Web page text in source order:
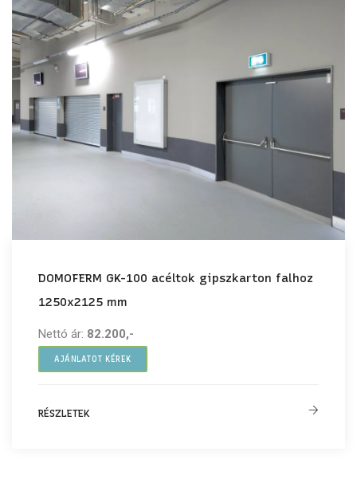
DOMOFERM GK-100 acéltok gipszkarton falhoz
1250x2125 mm
Nettó ár: 82.200,-
AJÁNLATOT KÉREK
RÉSZLETEK